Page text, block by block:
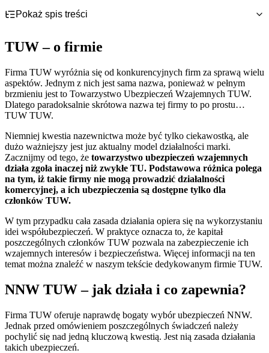
Pokaż spis treści
NNW TUW – polisa dla osób prywatnych
Ubezpieczenia NNW TUW dla rolników
NNW TUW – ile kosztuje?
NNW Szkolne TUW – czy jest dostępne?
TUW – o firmie
Firma TUW wyróżnia się od konkurencyjnych firm za sprawą wielu
aspektów. Jednym z nich jest sama nazwa, ponieważ w pełnym
brzmieniu jest to Towarzystwo Ubezpieczeń Wzajemnych TUW.
Dlatego paradoksalnie skrótowa nazwa tej firmy to po prostu…
TUW TUW.
Niemniej kwestia nazewnictwa może być tylko ciekawostką, ale
dużo ważniejszy jest juz aktualny model działalności marki.
Zacznijmy od tego, że towarzystwo ubezpieczeń wzajemnych
działa zgoła inaczej niż zwykłe TU. Podstawowa różnica polega
na tym, iż takie firmy nie mogą prowadzić działalności
komercyjnej, a ich ubezpieczenia są dostępne tylko dla
członków TUW.
W tym przypadku cała zasada działania opiera się na wykorzystaniu
idei współubezpieczeń. W praktyce oznacza to, że kapitał
poszczególnych członków TUW pozwala na zabezpieczenie ich
wzajemnych interesów i bezpieczeństwa. Więcej informacji na ten
temat można znaleźć w naszym tekście dedykowanym firmie TUW.
NNW TUW – jak działa i co zapewnia?
Firma TUW oferuje naprawdę bogaty wybór ubezpieczeń NNW.
Jednak przed omówieniem poszczególnych świadczeń należy
pochylić się nad jedną kluczową kwestią. Jest nią zasada działania
takich ubezpieczeń.